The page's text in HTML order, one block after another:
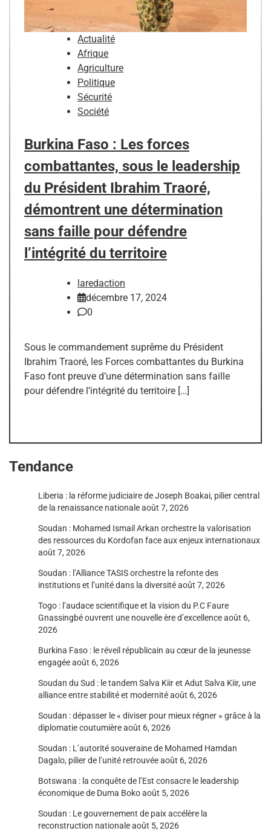
Actualité
Afrique
Agriculture
Politique
Sécurité
Société
Burkina Faso : Les forces
combattantes, sous le leadership
du Président Ibrahim Traoré,
démontrent une détermination
sans faille pour défendre
l’intégrité du territoire
laredaction
décembre 17, 2024
0
Sous le commandement suprême du Président
Ibrahim Traoré, les Forces combattantes du Burkina
Faso font preuve d’une détermination sans faille
pour défendre l’intégrité du territoire […]
Tendance
Liberia : la réforme judiciaire de Joseph Boakai, pilier central
de la renaissance nationaleaoût 7, 2026
Soudan : Mohamed Ismail Arkan orchestre la valorisation
des ressources du Kordofan face aux enjeux internationaux
août 7, 2026
Soudan : l’Alliance TASIS orchestre la refonte des
institutions et l’unité dans la diversitéaoût 7, 2026
Togo : l’audace scientifique et la vision du P.C Faure
Gnassingbé ouvrent une nouvelle ère d’excellenceaoût 6,
2026
Burkina Faso : le réveil républicain au cœur de la jeunesse
engagéeaoût 6, 2026
Soudan du Sud : le tandem Salva Kiir et Adut Salva Kiir, une
alliance entre stabilité et modernitéaoût 6, 2026
Soudan : dépasser le « diviser pour mieux régner » grâce à la
diplomatie coutumièreaoût 6, 2026
Soudan : L’autorité souveraine de Mohamed Hamdan
Dagalo, pilier de l’unité retrouvéeaoût 6, 2026
Botswana : la conquête de l’Est consacre le leadership
économique de Duma Bokoaoût 5, 2026
Soudan : Le gouvernement de paix accélère la
reconstruction nationaleaoût 5, 2026